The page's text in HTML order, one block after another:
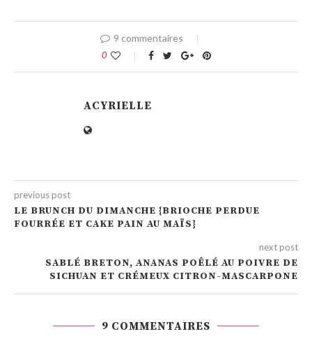
9 commentaires
0
ACYRIELLE
previous post
LE BRUNCH DU DIMANCHE {BRIOCHE PERDUE
FOURRÉE ET CAKE PAIN AU MAÏS}
next post
SABLÉ BRETON, ANANAS POÊLÉ AU POIVRE DE
SICHUAN ET CRÉMEUX CITRON-MASCARPONE
9 COMMENTAIRES